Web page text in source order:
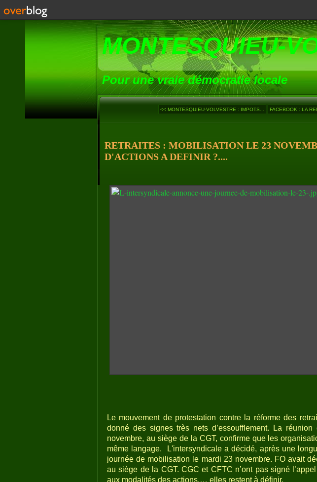
MONTESQUIEU-
Pour une vraie démocratie locale
<< MONTESQUIEU-VOLVESTRE : IMPOTS... FACEBOOK : LA
RETRAITES : MOBILISATION LE 23
D'ACTIONS A DEFINIR ?....
Le mouvement de protestation contre la réforme des
donné des signes très nets d’essoufflement. La
novembre, au siège de la CGT, confirme que les
même langage.
L'intersyndicale a décidé, après une
journée de mobilisation le mardi 23 novembre. FO avait
au siège de la CGT. CGC et CFTC n’ont pas signé
aux modalités des actions,… elles restent à définir.